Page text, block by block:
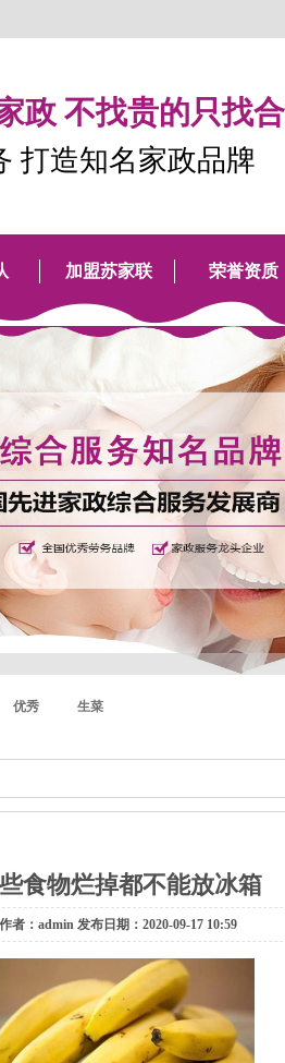
政 不找贵的只找
打造知名家政品牌
加盟苏家联 荣誉资质
优秀 生菜
食物烂掉都不能放冰箱
作者：admin 发布日期：2020-09-17 10:59